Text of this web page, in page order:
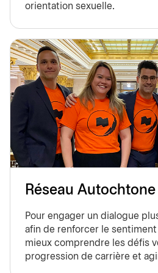
orientation sexuelle.
Réseau Autochtone
Pour engager un dialogue
afin de renforcer le sentiment
mieux comprendre les défis
progression de carrière et